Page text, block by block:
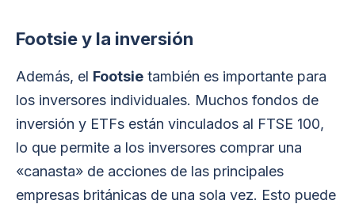
Footsie y la inversión
Además, el Footsie también es importante para
los inversores individuales. Muchos fondos de
inversión y ETFs están vinculados al FTSE 100,
lo que permite a los inversores comprar una
«canasta» de acciones de las principales
empresas británicas de una sola vez. Esto puede